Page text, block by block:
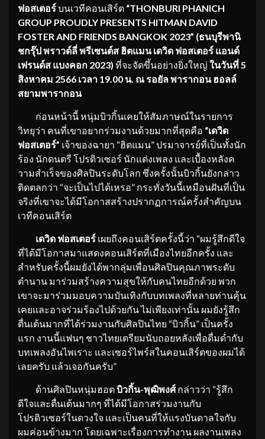
ฟอสเตอร์บนเวทีคอนเสิร์ต “THONBURI PHANICH
GROUP PROUDLY PRESENTS HITMAN DAVID
FOSTER AND FRIENDS BANGKOK 2023” (ธนบุรีพานิ
ชกรุ๊ป พราวด์ลี่ พรีเซนต์ส ฮิตแมน เดวิด ฟอสเตอร์ แอนด์
เฟรนด์ส แบงคอก 2023) ที่จะจัดขึ้นอย่างยิ่งใหญ่ ในวันที่ 5
สิงหาคม 2566 เวลา 19.00 น. ณ รอยัล พารากอน ฮอลล์
สยามพารากอน
ก่อนหน้านี้ หนุ่มบิวกิ้นเคยให้สัมภาษณ์ในรายการ
วิทยุว่า คนที่เขาอยากร่วมงานด้วยมากที่สุดคือ “เดวิด
ฟอสเตอร์” เจ้าของฉายา “ฮิตแมน” ปรมาจารย์ที่เป็นทั้งนัก
ร้อง นักดนตรี โปรดิวเซอร์ นักแต่งเพลง และเบื้องหลังค
วามสำเร็จของศิลปินระดับโลก ซึ่งครั้งนั้นบิวกิ้นยังกล่าว
ติดตลกว่า “จะเป็นไปได้เหรอ” กระทั่งวันนี้เหมือนฝันที่เป็น
จริงที่เขาจะได้มีโอกาสสร้างปรากฏการณ์ครั้งสำคัญบน
เวทีคอนเสิร์ต
เดวิด ฟอสเตอร์ เผยถึงคอนเสิร์ตครั้งนี้ว่า “ผมรู้สึกดีใจ
ที่ได้มีโอกาสมาแสดงคอนเสิร์ตที่เมืองไทยอีกครั้ง และ
สำหรับครั้งนี้ผมยังได้พากลุ่มเพื่อนศิลปินคุณภาพระดับ
ตำนาน มาร่วมสร้างความสุขให้กับคนไทยอีกด้วย พวก
เขาจะมาร่วมมอบความบันเทิงกับบทเพลงที่หลายท่านคุ้น
เคยและอาจร่วมร้องไปด้วยกัน ไม่เพียงเท่านั้น ผมยังรู้สึก
ตื่นเต้นมากที่ได้ร่วมงานกับศิลปินไทย “บิวกิ้น” เป็นครั้ง
แรก งานนี้แฟนๆ ชาวไทยเตรียมนับถอยหลังเพื่อดื่มด่ำกับ
บทเพลงอันไพเราะ และเซอร์ไพร์สในคอนเสิร์ตของผมได้
เลยครับ แล้วเจอกันครับ”
ด้านศิลปินหนุ่มฮอตบิวกิ้น-พุฒิพงศ์กล่าวว่า “รู้สึก
ดีใจและตื่นเต้นมากๆ ที่ได้มีโอกาสร่วมงานกับ
โปรดิวเซอร์ในดวงใจ และเป็นคนที่ให้แรงบันดาลใจกับ
ผมค่อนข้างมาก โดยเฉพาะเรื่องการทำงาน ผลงานเพลง